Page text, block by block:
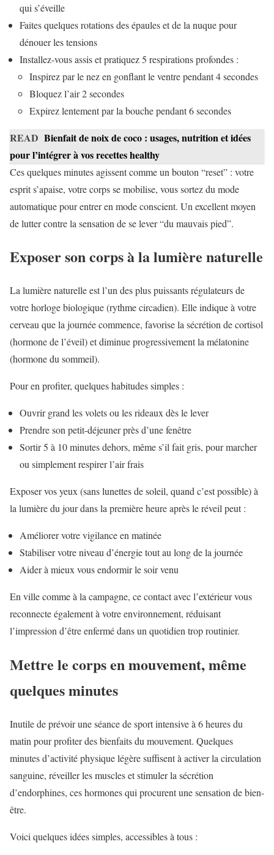
qui s’éveille
Faites quelques rotations des épaules et de la nuque pour
dénouer les tensions
Installez-vous assis et pratiquez 5 respirations profondes :
Inspirez par le nez en gonflant le ventre pendant 4 secondes
Bloquez l’air 2 secondes
Expirez lentement par la bouche pendant 6 secondes
READ Bienfait de noix de coco : usages, nutrition et idées
pour l’intégrer à vos recettes healthy
Ces quelques minutes agissent comme un bouton “reset” : votre
esprit s’apaise, votre corps se mobilise, vous sortez du mode
automatique pour entrer en mode conscient. Un excellent moyen
de lutter contre la sensation de se lever “du mauvais pied”.
Exposer son corps à la lumière naturelle
La lumière naturelle est l’un des plus puissants régulateurs de
votre horloge biologique (rythme circadien). Elle indique à votre
cerveau que la journée commence, favorise la sécrétion de cortisol
(hormone de l’éveil) et diminue progressivement la mélatonine
(hormone du sommeil).
Pour en profiter, quelques habitudes simples :
Ouvrir grand les volets ou les rideaux dès le lever
Prendre son petit-déjeuner près d’une fenêtre
Sortir 5 à 10 minutes dehors, même s’il fait gris, pour marcher
ou simplement respirer l’air frais
Exposer vos yeux (sans lunettes de soleil, quand c’est possible) à
la lumière du jour dans la première heure après le réveil peut :
Améliorer votre vigilance en matinée
Stabiliser votre niveau d’énergie tout au long de la journée
Aider à mieux vous endormir le soir venu
En ville comme à la campagne, ce contact avec l’extérieur vous
reconnecte également à votre environnement, réduisant
l’impression d’être enfermé dans un quotidien trop routinier.
Mettre le corps en mouvement, même
quelques minutes
Inutile de prévoir une séance de sport intensive à 6 heures du
matin pour profiter des bienfaits du mouvement. Quelques
minutes d’activité physique légère suffisent à activer la circulation
sanguine, réveiller les muscles et stimuler la sécrétion
d’endorphines, ces hormones qui procurent une sensation de bien-
être.
Voici quelques idées simples, accessibles à tous :